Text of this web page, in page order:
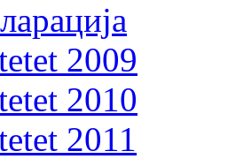
2009
2010
2011